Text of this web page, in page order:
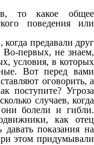
то какое общее
поведения или
предавали друг
Во-первых, не знаем,
условия, в которых
Вот перед вами
оговорить, а
поступите? Угроза
случаев, когда
болели и гибли.
как отец
показания на
этом придумывали